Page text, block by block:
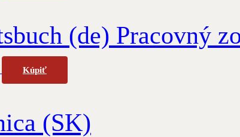
(de) Pracovný
Kúpiť
(SK)